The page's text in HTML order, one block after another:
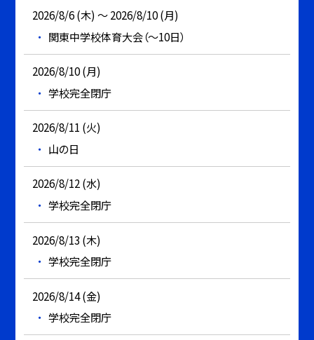
2026/8/6 (木) ～ 2026/8/10 (月)
関東中学校体育大会（～10日）
2026/8/10 (月)
学校完全閉庁
2026/8/11 (火)
山の日
2026/8/12 (水)
学校完全閉庁
2026/8/13 (木)
学校完全閉庁
2026/8/14 (金)
学校完全閉庁